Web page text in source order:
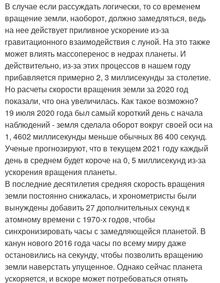
В случае если рассуждать логически, то со временем
вращение земли, наоборот, должно замедляться, ведь
на нее действует приливное ускорение из-за
гравитационного взаимодействия с луной. На это также
может влиять массоперенос в недрах планеты. И
действительно, из-за этих процессов в нашем году
прибавляется примерно 2, 3 миллисекунды за столетие.
Но расчеты скорости вращения земли за 2020 год
показали, что она увеличилась. Как такое возможно?
19 июля 2020 года был самый короткий день с начала
наблюдений - земля сделала оборот вокруг своей оси на
1, 4602 миллисекунды меньше обычных 86 400 секунд.
Ученые прогнозируют, что в текущем 2021 году каждый
день в среднем будет короче на 0, 5 миллисекунд из-за
ускорения вращения планеты.
В последние десятилетия средняя скорость вращения
земли постоянно снижалась, и хронометристы были
вынуждены добавить 27 дополнительных секунд к
атомному времени с 1970-х годов, чтобы
синхронизировать часы с замедляющейся планетой. В
канун нового 2016 года часы по всему миру даже
остановились на секунду, чтобы позволить вращению
земли наверстать упущенное. Однако сейчас планета
ускоряется, и вскоре может потребоваться отнять